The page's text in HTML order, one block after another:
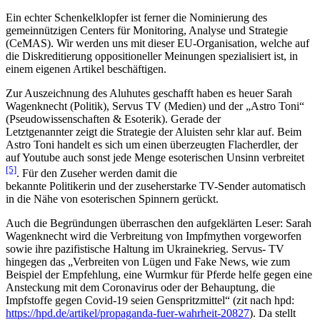
Ein echter Schenkelklopfer ist ferner die Nominierung des
gemeinnützigen Centers für Monitoring, Analyse und Strategie
(CeMAS). Wir werden uns mit dieser EU-Organisation, welche auf
die Diskreditierung oppositioneller Meinungen spezialisiert ist, in
einem eigenen Artikel beschäftigen.
Zur Auszeichnung des Aluhutes geschafft haben es heuer Sarah
Wagenknecht (Politik), Servus TV (Medien) und der „Astro Toni“
(Pseudowissenschaften & Esoterik). Gerade der
Letztgenannter zeigt die Strategie der Aluisten sehr klar auf. Beim
Astro Toni handelt es sich um einen überzeugten Flacherdler, der
auf Youtube auch sonst jede Menge esoterischen Unsinn verbreitet
[5]. Für den Zuseher werden damit die
bekannte Politikerin und der zuseherstarke TV-Sender automatisch
in die Nähe von esoterischen Spinnern gerückt.
Auch die Begründungen überraschen den aufgeklärten Leser: Sarah
Wagenknecht wird die Verbreitung von Impfmythen vorgeworfen
sowie ihre pazifistische Haltung im Ukrainekrieg. Servus- TV
hingegen das „Verbreiten von Lügen und Fake News, wie zum
Beispiel der Empfehlung, eine Wurmkur für Pferde helfe gegen eine
Ansteckung mit dem Coronavirus oder der Behauptung, die
Impfstoffe gegen Covid-19 seien Genspritzmittel“ (zit nach hpd:
https://hpd.de/artikel/propaganda-fuer-wahrheit-20827). Da stellt